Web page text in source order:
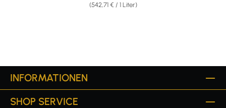
(542,71 € / 1 Liter)
INFORMATIONEN
SHOP SERVICE